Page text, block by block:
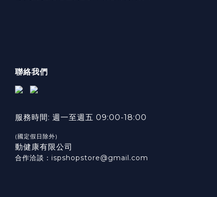
聯絡我們
服務時間: 週一至週五 09:00-18:00
(國定假日除外)
動健康有限公司
合作洽談：ispshopstore@gmail.com